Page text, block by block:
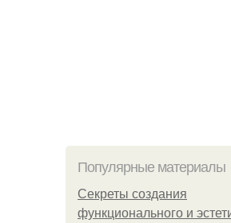
Популярные материалы
Секреты создания
функционального и